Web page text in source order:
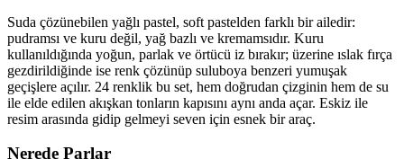
Suda çözünebilen yağlı pastel, soft pastelden farklı bir ailedir:
pudramsı ve kuru değil, yağ bazlı ve kremamsıdır. Kuru
kullanıldığında yoğun, parlak ve örtücü iz bırakır; üzerine ıslak fırça
gezdirildiğinde ise renk çözünüp suluboya benzeri yumuşak
geçişlere açılır. 24 renklik bu set, hem doğrudan çizginin hem de su
ile elde edilen akışkan tonların kapısını aynı anda açar. Eskiz ile
resim arasında gidip gelmeyi seven için esnek bir araç.
Nerede Parlar